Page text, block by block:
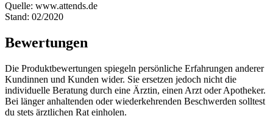
Quelle: www.attends.de
Stand: 02/2020
Bewertungen
Die Produktbewertungen spiegeln persönliche Erfahrungen anderer
Kundinnen und Kunden wider. Sie ersetzen jedoch nicht die
individuelle Beratung durch eine Ärztin, einen Arzt oder Apotheker.
Bei länger anhaltenden oder wiederkehrenden Beschwerden solltest
du stets ärztlichen Rat einholen.